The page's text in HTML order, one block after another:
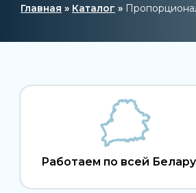
Главная » Каталог »
Работаем по всей